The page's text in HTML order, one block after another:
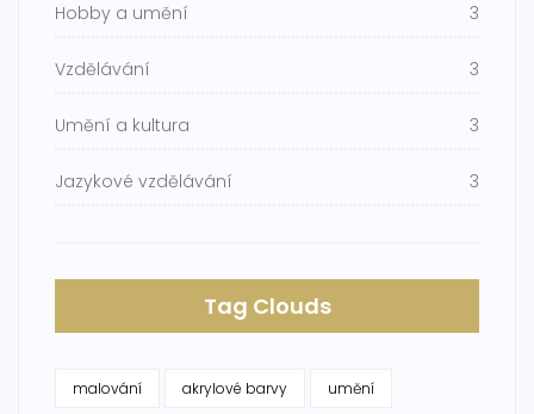
Hobby a umění 3
Vzdělávání 3
Umění a kultura 3
Jazykové vzdělávání 3
Tag Clouds
malování akrylové barvy umění